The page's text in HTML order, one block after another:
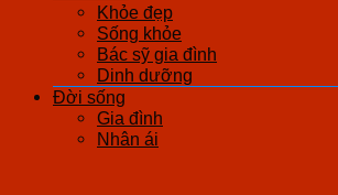
Khỏe đẹp
Sống khỏe
Bác sỹ gia đình
Dinh dưỡng
Đời sống
Gia đình
Nhân ái